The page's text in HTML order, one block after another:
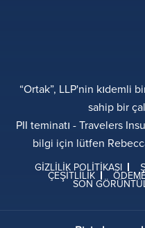
“Ortak”, LLP'nin kıdemli
sahip bir
PII teminatı - Travelers
bilgi için lütfen
GIZLILIK POLITIKASI
ÇEŞITLILIK
SON